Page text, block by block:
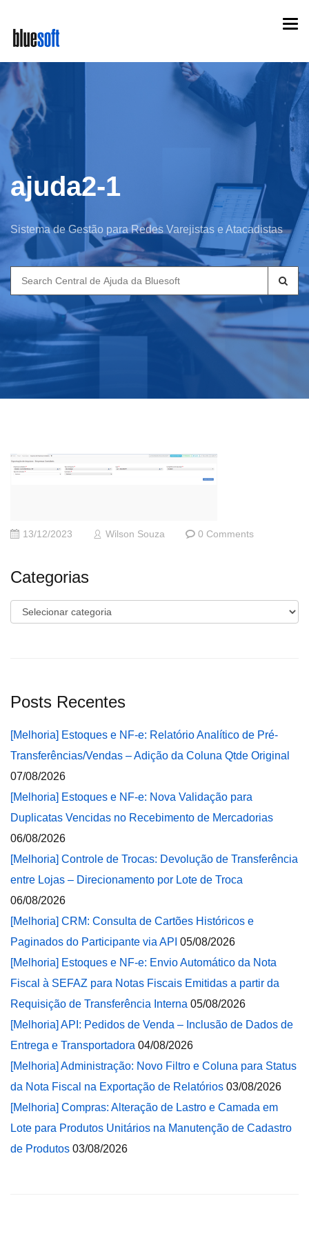
main
content
ajuda2-1
Sistema de Gestão para Redes Varejistas e Atacadistas
Search
for:
13/12/2023 Wilson Souza 0 Comments
Categorias
Categorias
Posts Recentes
[Melhoria] Estoques e NF-e: Relatório Analítico de Pré-
Transferências/Vendas – Adição da Coluna Qtde Original
07/08/2026
[Melhoria] Estoques e NF-e: Nova Validação para
Duplicatas Vencidas no Recebimento de Mercadorias
06/08/2026
[Melhoria] Controle de Trocas: Devolução de Transferência
entre Lojas – Direcionamento por Lote de Troca
06/08/2026
[Melhoria] CRM: Consulta de Cartões Históricos e
Paginados do Participante via API 05/08/2026
[Melhoria] Estoques e NF-e: Envio Automático da Nota
Fiscal à SEFAZ para Notas Fiscais Emitidas a partir da
Requisição de Transferência Interna 05/08/2026
[Melhoria] API: Pedidos de Venda – Inclusão de Dados de
Entrega e Transportadora 04/08/2026
[Melhoria] Administração: Novo Filtro e Coluna para Status
da Nota Fiscal na Exportação de Relatórios 03/08/2026
[Melhoria] Compras: Alteração de Lastro e Camada em
Lote para Produtos Unitários na Manutenção de Cadastro
de Produtos 03/08/2026